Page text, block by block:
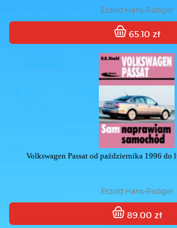
Etzold Hans-Rüdiger
65.10 zł
Volkswagen Passat od października 1996
Etzold Hans-Rüdiger
89.00 zł